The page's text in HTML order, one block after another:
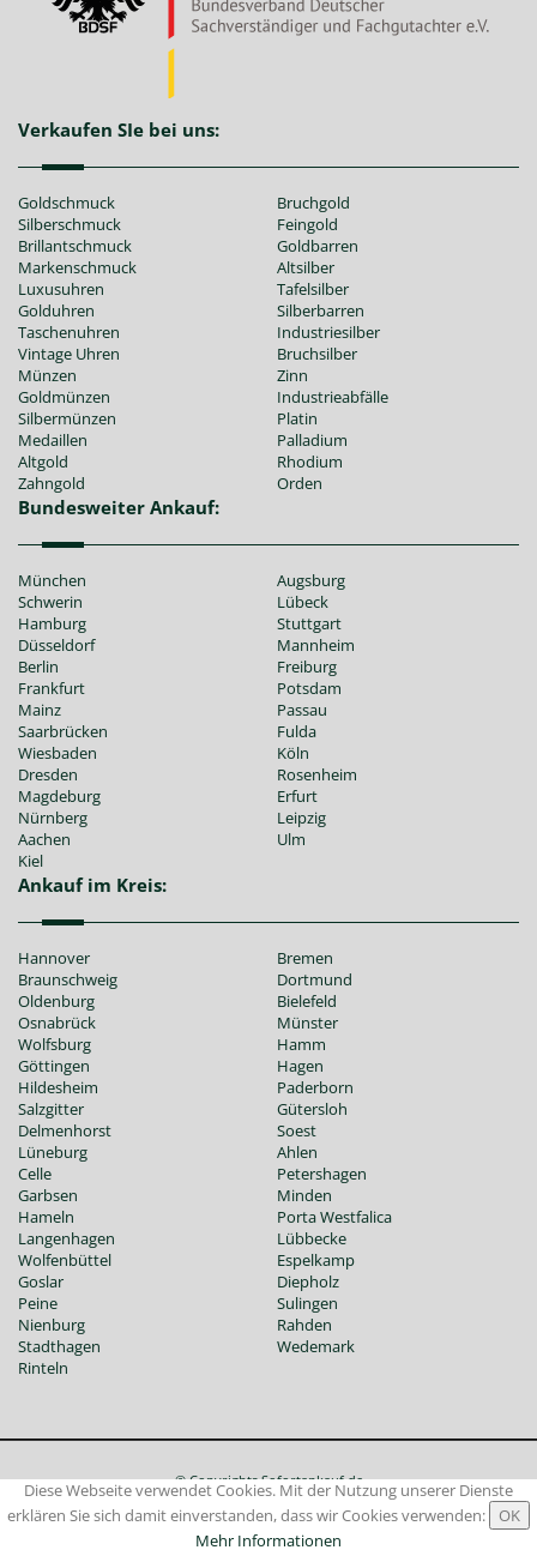
Verkaufen SIe bei uns:
Goldschmuck
Silberschmuck
Brillantschmuck
Markenschmuck
Luxusuhren
Golduhren
Taschenuhren
Vintage Uhren
Münzen
Goldmünzen
Silbermünzen
Medaillen
Altgold
Zahngold
Bruchgold
Feingold
Goldbarren
Altsilber
Tafelsilber
Silberbarren
Industriesilber
Bruchsilber
Zinn
Industrieabfälle
Platin
Palladium
Rhodium
Orden
Bundesweiter Ankauf:
München
Schwerin
Hamburg
Düsseldorf
Berlin
Frankfurt
Mainz
Saarbrücken
Wiesbaden
Dresden
Magdeburg
Nürnberg
Aachen
Kiel
Augsburg
Lübeck
Stuttgart
Mannheim
Freiburg
Potsdam
Passau
Fulda
Köln
Rosenheim
Erfurt
Leipzig
Ulm
Ankauf im Kreis:
Hannover
Braunschweig
Oldenburg
Osnabrück
Wolfsburg
Göttingen
Hildesheim
Salzgitter
Delmenhorst
Lüneburg
Celle
Garbsen
Hameln
Langenhagen
Wolfenbüttel
Goslar
Peine
Nienburg
Stadthagen
Rinteln
Bremen
Dortmund
Bielefeld
Münster
Hamm
Hagen
Paderborn
Gütersloh
Soest
Ahlen
Petershagen
Minden
Porta Westfalica
Lübbecke
Espelkamp
Diepholz
Sulingen
Rahden
Wedemark
© Copyrights Sofortankauf.de
Impressum| Datenschutz|Allgemeine Geschäftsbedingungen
Diese Webseite verwendet Cookies. Mit der Nutzung unserer Dienste
erklären Sie sich damit einverstanden, dass wir Cookies verwenden:
Mehr Informationen